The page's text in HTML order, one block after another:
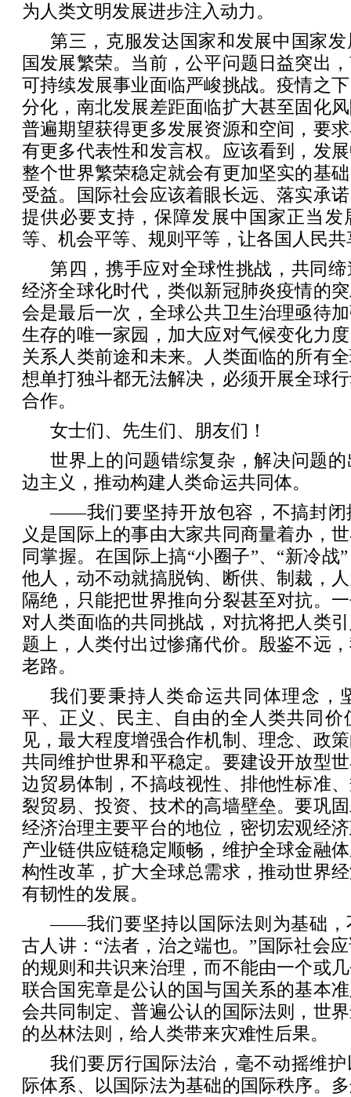
为人类文明发展进步注入动力。
第三，克服发达国家和发展中国家
国发展繁荣。当前，公平问题日益突出
可持续发展事业面临严峻挑战。疫情之
分化，南北发展差距面临扩大甚至固化
普遍期望获得更多发展资源和空间，要
有更多代表性和发言权。应该看到，发
整个世界繁荣稳定就会有更加坚实的基
受益。国际社会应该着眼长远、落实承
提供必要支持，保障发展中国家正当发
等、机会平等、规则平等，让各国人民
第四，携手应对全球性挑战，共同
经济全球化时代，类似新冠肺炎疫情的
会是最后一次，全球公共卫生治理亟待
生存的唯一家园，加大应对气候变化力
关系人类前途和未来。人类面临的所有
想单打独斗都无法解决，必须开展全球
合作。
女士们、先生们、朋友们！
世界上的问题错综复杂，解决问题
边主义，推动构建人类命运共同体。
——我们要坚持开放包容，不搞封闭
义是国际上的事由大家共同商量着办，
同掌握。在国际上搞“小圈子”、“新冷战
他人，动不动就搞脱钩、断供、制裁，
隔绝，只能把世界推向分裂甚至对抗。
对人类面临的共同挑战，对抗将把人类
题上，人类付出过惨痛代价。殷鉴不远
老路。
我们要秉持人类命运共同体理念，
平、正义、民主、自由的全人类共同价
见，最大程度增强合作机制、理念、政
共同维护世界和平稳定。要建设开放型
边贸易体制，不搞歧视性、排他性标准
裂贸易、投资、技术的高墙壁垒。要巩
经济治理主要平台的地位，密切宏观经
产业链供应链稳定顺畅，维护全球金融
构性改革，扩大全球总需求，推动世界
有韧性的发展。
——我们要坚持以国际法则为基础，
古人讲：“法者，治之端也。”国际社会
的规则和共识来治理，而不能由一个或
联合国宪章是公认的国与国关系的基本
会共同制定、普遍公认的国际法则，世
的丛林法则，给人类带来灾难性后果。
我们要厉行国际法治，毫不动摇维
际体系、以国际法为基础的国际秩序。